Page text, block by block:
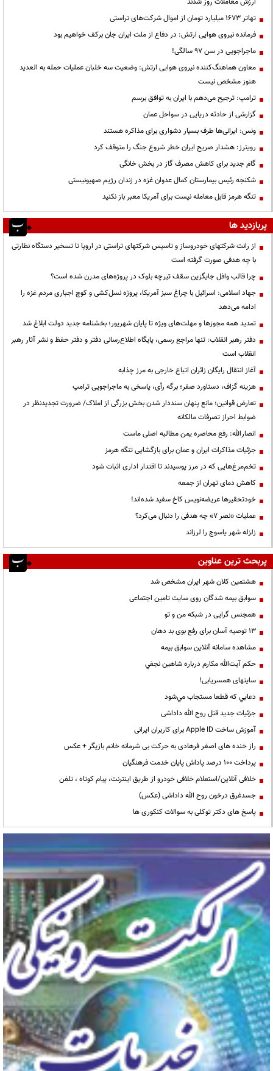
تهاتر ۱۶۷۳ میلیارد تومان از اموال شرکت‌های تراستی
فرمانده نیروی هوایی ارتش: در دفاع از ملت ایران جان برکف خواهیم بود
ماجراجویی در سن ۹۷ سالگی!
معاون هماهنگ‌کننده نیروی هوایی ارتش: وضعیت سه خلبان عملیات حمله به العدید
هنوز مشخص نیست
ترامپ: ترجیح می‌دهم با ایران به توافق برسم
گزارشی از حادثه دریایی در سواحل عمان
ونس: ایرانی‌ها طرف بسیار دشواری برای مذاکره هستند
رویترز: هشدار صریح ایران خطر شروع جنگ را متوقف کرد
گام جدید برای کاهش مصرف گاز در بخش خانگی
شکنجه رئیس بیمارستان کمال عدوان غزه در زندان رژیم صهیونیستی
تنگه هرمز قابل معامله نیست برای آمریکا معبر باز نکنید
پربازدید ها
از رانت‌ شرکتهای خودروساز و تاسیس شرکتهای تراستی در اروپا تا تسخیر دستگاه نظارتی
با چه هدفی صورت گرفته است
چرا قالب وافل جایگزین سقف تیرچه بلوک در پروژه‌های مدرن شده است؟
جهاد اسلامی: اسرائیل با چراغ سبز آمریکا، پروژه نسل‌کشی و کوچ اجباری مردم غزه را
ادامه می‌دهد
تمدید همه مجوزها و مهلت‌های ویژه تا پایان شهریور؛ بخشنامه جدید دولت ابلاغ شد
دفتر رهبر انقلاب: تنها مراجع رسمی، پایگاه اطلاع‌رسانی دفتر و دفتر حفظ و نشر آثار رهبر
انقلاب است
آغاز انتقال رایگان زائران اتباع خارجی به مرز چذابه
هزینه گزاف، دستاورد صفر؛ برگه رأی، پاسخی به ماجراجویی ترامپ
تعارض قوانین؛ مانع پنهان سنددار شدن بخش بزرگی از املاک/ ضرورت تجدیدنظر در
ضوابط احراز تصرفات مالکانه
انصارالله: رفع محاصره یمن مطالبه اصلی ماست
جزئیات مذاکرات ایران و عمان برای بازگشایی تنگه هرمز
تخم‌مرغ‌هایی که در مرز پوسیدند تا اقتدار اداری اثبات شود
کاهش دمای تهران از جمعه
خودتحقیرها عریضه‌نویس کاخ سفید شده‌اند!
عملیات «نصر ۷» چه هدفی را دنبال می‌کرد؟
زلزله شهر یاسوج را لرزاند
پربحث ترین عناوین
هشتمین کلان شهر ایران مشخص شد
سوابق بیمه شدگان روی سایت تامین اجتماعی
همجنس گرایی در شبکه من و تو
13 توصیه آسان برای رفع بوی بد دهان
مشاهده سامانه آنلاين سوابق بیمه
حكم آيت‌الله مكارم درباره شاهين نجفي
سایتهای همسریابی!
دعايي كه قطعا مستجاب مي‌شود
جزئیات جدید قتل روح الله داداشی
آموزش ساخت Apple ID برای کاربران ایرانی
راز خنده های اصغر فرهادی به حرکت بی شرمانه خانم بازیگر + عکس
پرداخت ۱۰۰ درصد پاداش پایان خدمت فرهنگیان
خلافی آنلاین/استعلام خلافی خودرو از طریق اینترنت، پیام کوتاه ، تلفن
جسدغرق درخون روح الله داداشی (عکس)
پاسخ های دکتر توکلی به سوالات کنکوری ها